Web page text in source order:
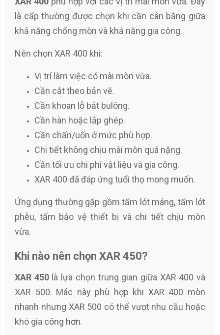
là cấp thường được chọn khi cần cân bằng giữa
khả năng chống mòn và khả năng gia công.
Nên chọn XAR 400 khi:
Vị trí làm việc có mài mòn vừa.
Cần cắt theo bản vẽ.
Cần khoan lỗ bắt bulông.
Cần hàn hoặc lắp ghép.
Cần chấn/uốn ở mức phù hợp.
Chi tiết không chịu mài mòn quá nặng.
Cần tối ưu chi phí vật liệu và gia công.
XAR 400 đã đáp ứng tuổi thọ mong muốn.
Ứng dụng thường gặp gồm tấm lót máng, tấm lót
phễu, tấm bảo vệ thiết bị và chi tiết chịu mòn
vừa.
Khi nào nên chọn XAR 450?
XAR 450là lựa chọn trung gian giữa XAR 400 và
XAR 500. Mác này phù hợp khi XAR 400 mòn
nhanh nhưng XAR 500 có thể vượt nhu cầu hoặc
khó gia công hơn.